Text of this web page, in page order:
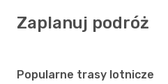
Zaplanuj podróż
Popularne trasy lotnicze